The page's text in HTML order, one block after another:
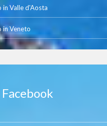
Valle d'Aosta
Veneto